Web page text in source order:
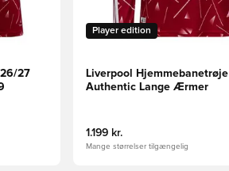
27
Player edition
Liverpool
Authentic Lange Ærmer
1.199 kr.
Mange størrelser tilgængelig